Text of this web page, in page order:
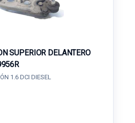
SUPERIOR DELANTERO
1.6 DCI DIESEL